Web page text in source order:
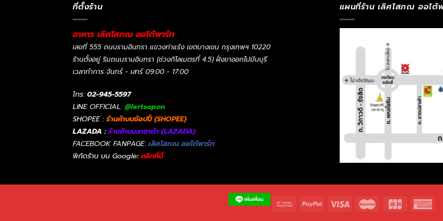
ที่ตั้งร้าน
อาคาร เลิศโสภณ ออโต้พาร์ท
เลขที่ 555 ถนนรามอินทรา แขวงท่าแร้ง เขตบางเขน กรุงเทพฯ 10220
ร้านตั้งอยู่ ริมถนนรามอินทรา (ช่วงกิโลเมตรที่ 4.5) ฝั่งขาออกไปมีนบุรี
เวลาทำการ จันทร์ - เสาร์ 09:00 - 17:00
โทร: 02-945-5597
LINE OFFICIAL: @lertsopon
SHOPEE : ร้านค้าบนช้อปปี้ (SHOPEE)
LAZADA :ร้านค้าบนลาซาด้า (LAZADA)
FACEBOOK FANPAGE: เลิศโสภณ ออโต้พาร์ท
พิกัดร้าน บน Google: คลิกที่นี่
แผนที่ร้าน เลิศโสภณ ออโต้